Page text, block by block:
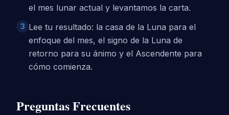
el mes lunar actual y levantamos la carta.
3 Lee tu resultado: la casa de la Luna para el
enfoque del mes, el signo de la Luna de
retorno para su ánimo y el Ascendente para
cómo comienza.
Preguntas Frecuentes